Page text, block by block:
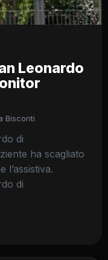
Leonardo
Bisconti
di
ha scagliato
di